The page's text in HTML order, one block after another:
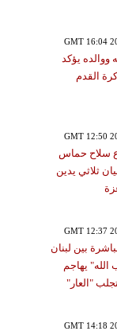
يؤكد
القدم
سلاح حماس
ثلاثي يدين
بين لبنان
يهاجم
"العار"